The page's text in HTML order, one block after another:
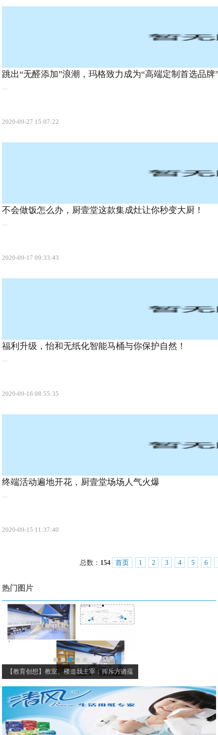
跳出“无醛添加”浪潮，玛格致力成为“高端定制首选品牌
...
2020-09-27 15:07:22
不会做饭怎么办，厨壹堂这款集成灶让你秒变大厨！
...
2020-09-17 09:33:43
福利升级，怡和无纸化智能马桶与你保护自然！
...
2020-09-16 08:55:35
终端活动遍地开花，厨壹堂场场人气火爆
...
2020-09-15 11:37:40
总数： 154 首页 1 2 3 4 5 6
热门图片
【教育创想】教室、楼道我主宰：挥斥方遒蕴